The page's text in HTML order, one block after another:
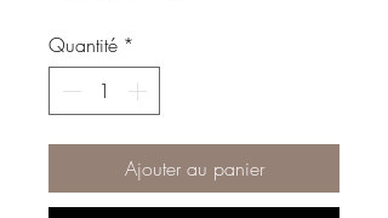
Quantité *
Ajouter au panier